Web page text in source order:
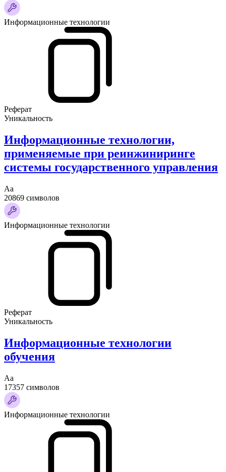
Информационные технологии
Реферат
Уникальность
Информационные технологии,
применяемые при реинжиниринге
системы государственного управления
Аа
20869 символов
Информационные технологии
Реферат
Уникальность
Информационные технологии
обучения
Аа
17357 символов
Информационные технологии